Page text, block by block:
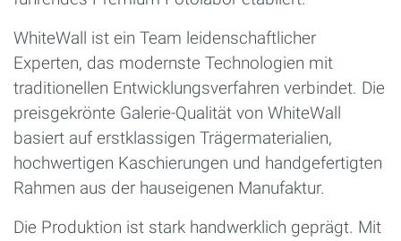
WhiteWall ist ein Team leidenschaftlicher
Experten, das modernste Technologien mit
traditionellen Entwicklungsverfahren verbindet. Die
preisgekrönte Galerie-Qualität von WhiteWall
basiert auf erstklassigen Trägermaterialien,
hochwertigen Kaschierungen und handgefertigten
Rahmen aus der hauseigenen Manufaktur.
Die Produktion ist stark handwerklich geprägt. Mit